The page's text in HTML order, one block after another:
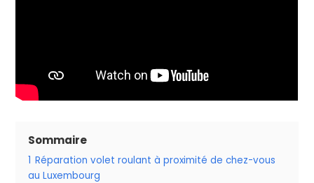
Sommaire
1 Réparation volet roulant à proximité de chez-vous
au Luxembourg